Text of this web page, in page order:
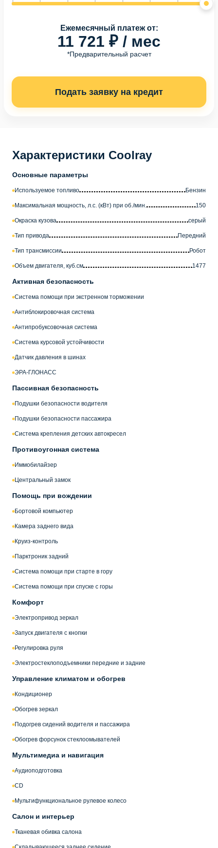
Ежемесячный платеж от:
11 721 ₽ / мес
*Предварительный расчет
Подать заявку на кредит
Характеристики Coolray
Основные параметры
Используемое топливо Бензин
Максимальная мощность, л.с. (кВт) при об./мин. 150
Окраска кузова серый
Тип привода Передний
Тип трансмиссии Робот
Объем двигателя, куб.см 1477
Активная безопасность
Система помощи при экстренном торможении
Антиблокировочная система
Антипробуксовочная система
Система курсовой устойчивости
Датчик давления в шинах
ЭРА-ГЛОНАСС
Пассивная безопасность
Подушки безопасности водителя
Подушки безопасности пассажира
Система крепления детских автокресел
Противоугонная система
Иммобилайзер
Центральный замок
Помощь при вождении
Бортовой компьютер
Камера заднего вида
Круиз-контроль
Парктроник задний
Система помощи при старте в гору
Система помощи при спуске с горы
Комфорт
Электропривод зеркал
Запуск двигателя с кнопки
Регулировка руля
Электростеклоподъемники передние и задние
Управление климатом и обогрев
Кондиционер
Обогрев зеркал
Подогрев сидений водителя и пассажира
Обогрев форсунок стеклоомывателей
Мультимедиа и навигация
Аудиоподготовка
CD
Мультифункциональное рулевое колесо
Салон и интерьер
Тканевая обивка салона